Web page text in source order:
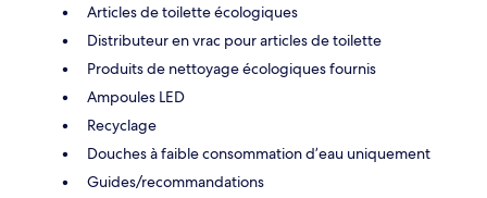
Articles de toilette écologiques
Distributeur en vrac pour articles de toilette
Produits de nettoyage écologiques fournis
Ampoules LED
Recyclage
Douches à faible consommation d’eau uniquement
Guides/recommandations